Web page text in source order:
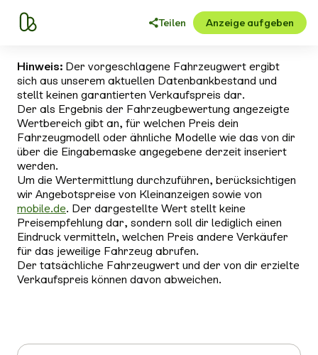
Teilen Anzeige aufgeben
Hinweis: Der vorgeschlagene Fahrzeugwert ergibt
sich aus unserem aktuellen Datenbankbestand und
stellt keinen garantierten Verkaufspreis dar.
Der als Ergebnis der Fahrzeugbewertung angezeigte
Wertbereich gibt an, für welchen Preis dein
Fahrzeugmodell oder ähnliche Modelle wie das von dir
über die Eingabemaske angegebene derzeit inseriert
werden.
Um die Wertermittlung durchzuführen, berücksichtigen
wir Angebotspreise von Kleinanzeigen sowie von
mobile.de. Der dargestellte Wert stellt keine
Preisempfehlung dar, sondern soll dir lediglich einen
Eindruck vermitteln, welchen Preis andere Verkäufer
für das jeweilige Fahrzeug abrufen.
Der tatsächliche Fahrzeugwert und der von dir erzielte
Verkaufspreis können davon abweichen.